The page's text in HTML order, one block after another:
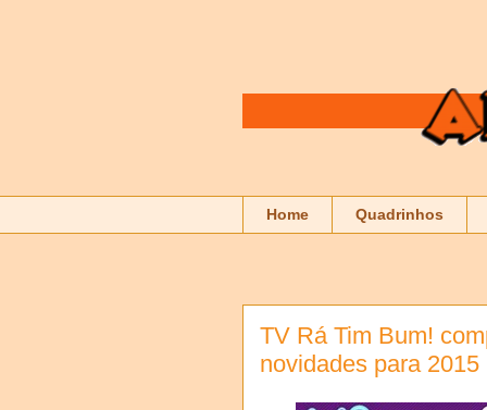
Home Quadrinhos
TV Rá Tim Bum!
novidades para 2015